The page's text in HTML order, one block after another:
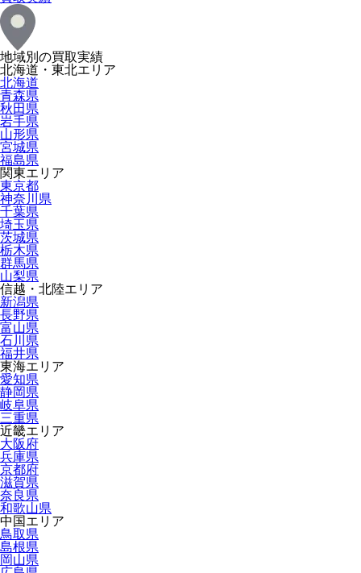
地域別の買取実績
北海道・東北エリア
北海道
青森県
秋田県
岩手県
山形県
宮城県
福島県
関東エリア
東京都
神奈川県
千葉県
埼玉県
茨城県
栃木県
群馬県
山梨県
信越・北陸エリア
新潟県
長野県
富山県
石川県
福井県
東海エリア
愛知県
静岡県
岐阜県
三重県
近畿エリア
大阪府
兵庫県
京都府
滋賀県
奈良県
和歌山県
中国エリア
鳥取県
島根県
岡山県